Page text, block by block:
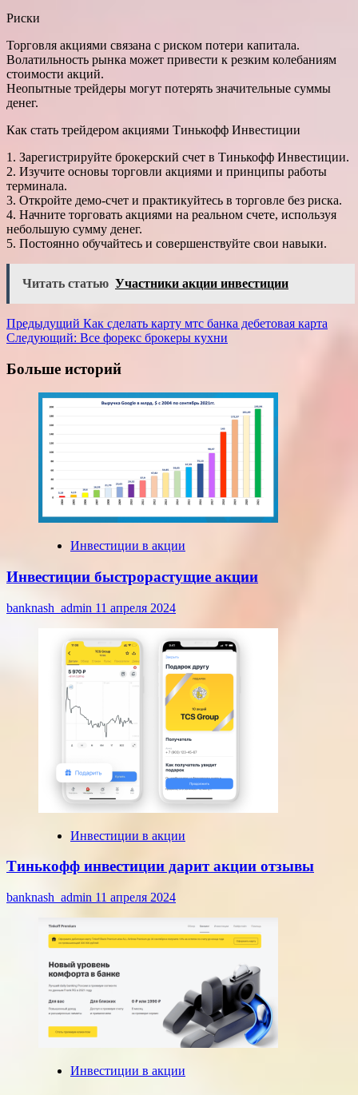
Риски
Торговля акциями связана с риском потери капитала.
Волатильность рынка может привести к резким колебаниям
стоимости акций.
Неопытные трейдеры могут потерять значительные суммы
денег.
Как стать трейдером акциями Тинькофф Инвестиции
1. Зарегистрируйте брокерский счет в Тинькофф Инвестиции.
2. Изучите основы торговли акциями и принципы работы
терминала.
3. Откройте демо-счет и практикуйтесь в торговле без риска.
4. Начните торговать акциями на реальном счете, используя
небольшую сумму денег.
5. Постоянно обучайтесь и совершенствуйте свои навыки.
Читать статью Участники акции инвестиции
Навигация
записи
Предыдущий Как сделать карту мтс банка дебетовая карта
Следующий: Все форекс брокеры кухни
Больше историй
Инвестиции в акции
Инвестиции быстрорастущие акции
banknash_admin 11 апреля 2024
Инвестиции в акции
Тинькофф инвестиции дарит акции отзывы
banknash_admin 11 апреля 2024
Инвестиции в акции